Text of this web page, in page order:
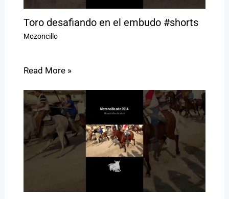
Toro desafiando en el embudo #shorts
Mozoncillo
Read More »